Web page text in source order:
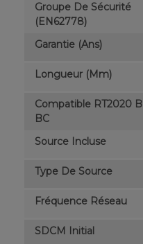
Groupe De Sécurité
(EN62778)
Garantie (ans)
Longueur (mm)
Compatible RT2020 B
BC
Source Incluse
Type De Source
Fréquence Réseau
SDCM Initial